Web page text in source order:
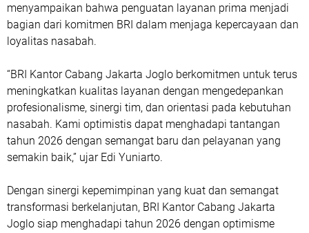
menyampaikan bahwa penguatan layanan prima menjadi
bagian dari komitmen BRI dalam menjaga kepercayaan dan
loyalitas nasabah.
“BRI Kantor Cabang Jakarta Joglo berkomitmen untuk terus
meningkatkan kualitas layanan dengan mengedepankan
profesionalisme, sinergi tim, dan orientasi pada kebutuhan
nasabah. Kami optimistis dapat menghadapi tantangan
tahun 2026 dengan semangat baru dan pelayanan yang
semakin baik,” ujar Edi Yuniarto.
Dengan sinergi kepemimpinan yang kuat dan semangat
transformasi berkelanjutan, BRI Kantor Cabang Jakarta
Joglo siap menghadapi tahun 2026 dengan optimisme